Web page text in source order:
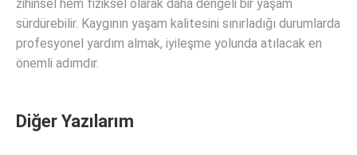
zihinsel hem fiziksel olarak daha dengeli bir yaşam
sürdürebilir. Kaygının yaşam kalitesini sınırladığı durumlarda
profesyonel yardım almak, iyileşme yolunda atılacak en
önemli adımdır.
Diğer Yazılarım